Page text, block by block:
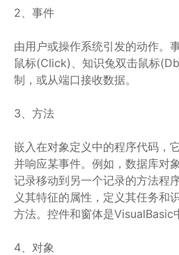
2、事件
由用户或操作系统引发的动作。
鼠标(Click)、知识兔双击鼠标
制，或从端口接收数据。
3、方法
嵌入在对象定义中的程序代码，
并响应某事件。例如，数据库对
记录移动到另一个记录的方法程
义其特征的属性，定义其任务和
方法。控件和窗体是VisualBasic
4、对象